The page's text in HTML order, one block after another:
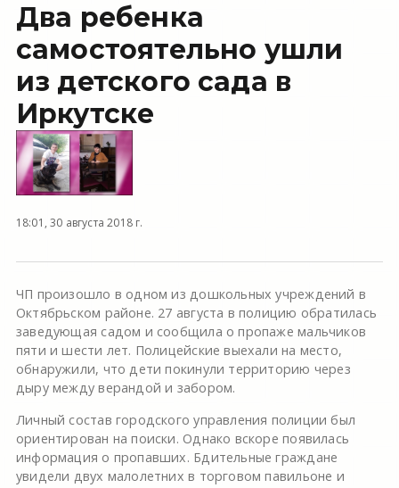
Два ребенка
самостоятельно ушли
из детского сада в
Иркутске
18:01, 30 августа 2018 г.
ЧП произошло в одном из дошкольных учреждений в
Октябрьском районе. 27 августа в полицию обратилась
заведующая садом и сообщила о пропаже мальчиков
пяти и шести лет. Полицейские выехали на место,
обнаружили, что дети покинули территорию через
дыру между верандой и забором.
Личный состав городского управления полиции был
ориентирован на поиски. Однако вскоре появилась
информация о пропавших. Бдительные граждане
увидели двух малолетних в торговом павильоне и